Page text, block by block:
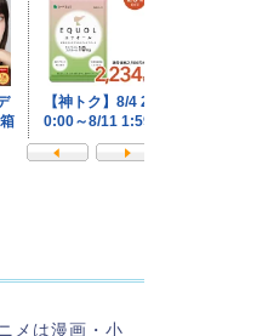
メは漫画・小